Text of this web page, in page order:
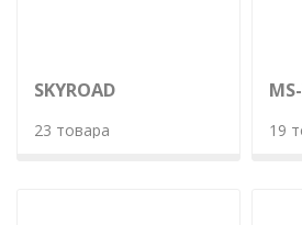
SKYROAD
23 товара 19